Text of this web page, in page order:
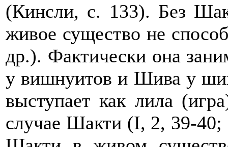
(Кинсли, с. 133). Без
живое существо не
др.). Фактически она
у вишнуитов и Шива у
выступает как лила
случае Шакти (I, 2, 39-